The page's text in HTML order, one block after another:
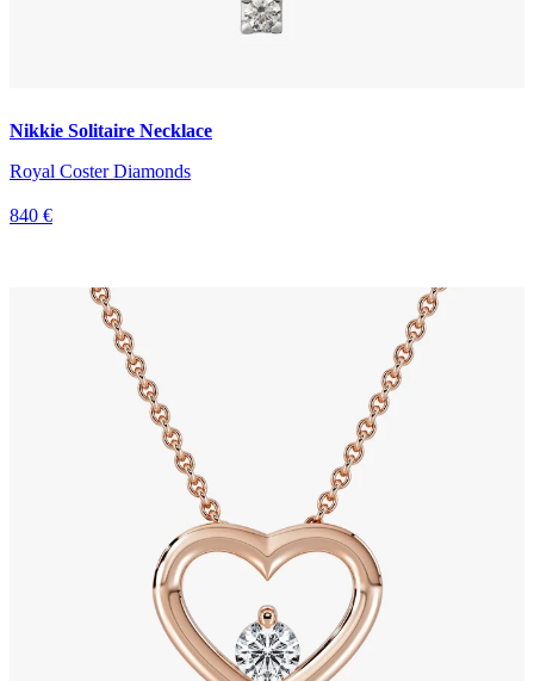
Nikkie Solitaire Necklace
Royal Coster Diamonds
840 €